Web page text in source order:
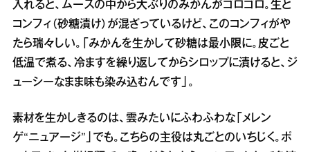
入れると、ムースの中から大ぶりのみかんがゴロゴロ。生と
コンフィ（砂糖漬け）が混ざっているけど、このコンフィがや
たら瑞々しい。「みかんを生かして砂糖は最小限に。皮ごと
低温で煮る、冷ますを繰り返してからシロップに漬けると、ジ
ューシーなまま味も染み込むんです」。
素材を生かしきるのは、雲みたいにふわふわな「メレン
ゲ“ニュアージ”」でも。こちらの主役は丸ごとのいちじく。ポ